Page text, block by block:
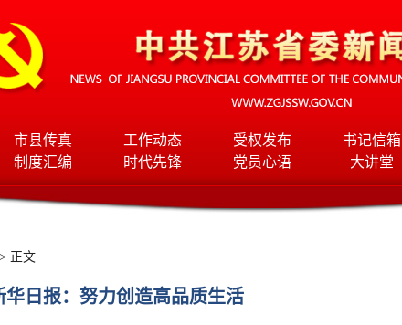
市县传真 工作动态 受权发布 书记信箱
制度汇编 时代先锋 党员心语 大讲堂
> 正文
华日报：努力创造高品质生活